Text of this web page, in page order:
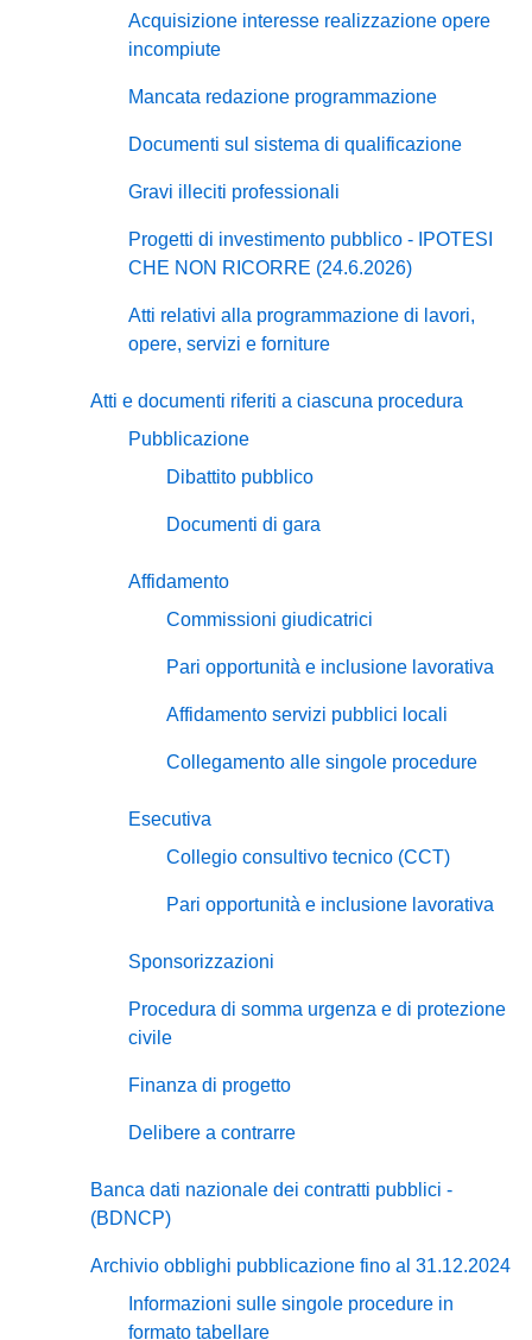
Acquisizione interesse realizzazione opere
incompiute
Mancata redazione programmazione
Documenti sul sistema di qualificazione
Gravi illeciti professionali
Progetti di investimento pubblico - IPOTESI
CHE NON RICORRE (24.6.2026)
Atti relativi alla programmazione di lavori,
opere, servizi e forniture
Atti e documenti riferiti a ciascuna procedura
Pubblicazione
Dibattito pubblico
Documenti di gara
Affidamento
Commissioni giudicatrici
Pari opportunità e inclusione lavorativa
Affidamento servizi pubblici locali
Collegamento alle singole procedure
Esecutiva
Collegio consultivo tecnico (CCT)
Pari opportunità e inclusione lavorativa
Sponsorizzazioni
Procedura di somma urgenza e di protezione
civile
Finanza di progetto
Delibere a contrarre
Banca dati nazionale dei contratti pubblici -
(BDNCP)
Archivio obblighi pubblicazione fino al 31.12.2024
Informazioni sulle singole procedure in
formato tabellare